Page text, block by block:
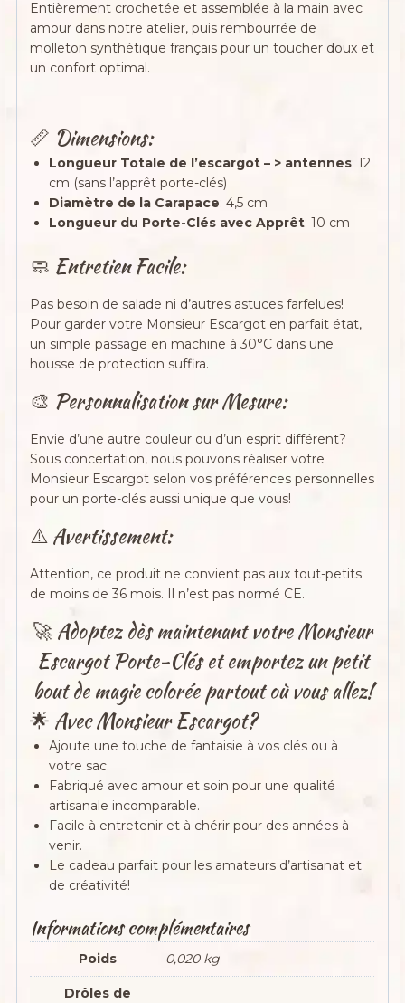
Entièrement crochetée et assemblée à la main avec
amour dans notre atelier, puis rembourrée de
molleton synthétique français pour un toucher doux et
un confort optimal.
📏 Dimensions:
Longueur Totale de l’escargot – > antennes: 12
cm (sans l’apprêt porte-clés)
Diamètre de la Carapace: 4,5 cm
Longueur du Porte-Clés avec Apprêt: 10 cm
🧼 Entretien Facile:
Pas besoin de salade ni d’autres astuces farfelues!
Pour garder votre Monsieur Escargot en parfait état,
un simple passage en machine à 30°C dans une
housse de protection suffira.
🎨 Personnalisation sur Mesure:
Envie d’une autre couleur ou d’un esprit différent?
Sous concertation, nous pouvons réaliser votre
Monsieur Escargot selon vos préférences personnelles
pour un porte-clés aussi unique que vous!
⚠️ Avertissement:
Attention, ce produit ne convient pas aux tout-petits
de moins de 36 mois. Il n’est pas normé CE.
🚀 Adoptez dès maintenant votre Monsieur
Escargot Porte-Clés et emportez un petit
bout de magie colorée partout où vous allez!
🌟 Avec Monsieur Escargot?
Ajoute une touche de fantaisie à vos clés ou à
votre sac.
Fabriqué avec amour et soin pour une qualité
artisanale incomparable.
Facile à entretenir et à chérir pour des années à
venir.
Le cadeau parfait pour les amateurs d’artisanat et
de créativité!
Informations complémentaires
Poids 0,020 kg
Drôles de